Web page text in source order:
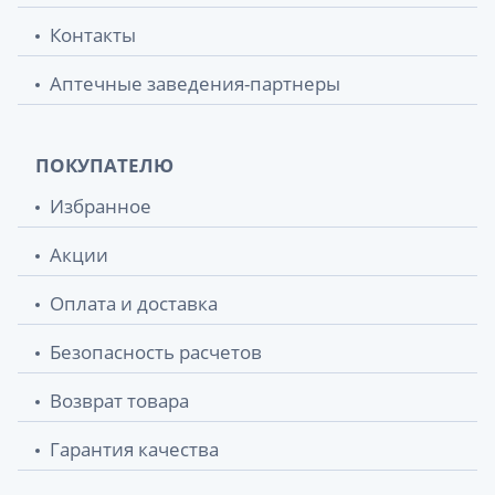
80ммх8м
повязка детск р1 серый
Бандаж 3004 д/руки поддерж косын
(85-95) серый
Бандаж 2036 противогрыжевой паховый
Контакты
Аптечные заведения-партнеры
ПОКУПАТЕЛЮ
Избранное
Акции
Оплата и доставка
Безопасность расчетов
Возврат товара
Гарантия качества